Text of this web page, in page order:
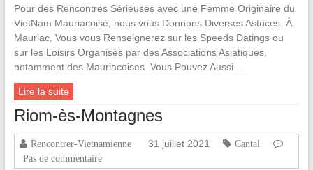
Pour des Rencontres Sérieuses avec une Femme Originaire du
VietNam Mauriacoise, nous vous Donnons Diverses Astuces. À
Mauriac, Vous vous Renseignerez sur les Speeds Datings ou
sur les Loisirs Organisés par des Associations Asiatiques,
notamment des Mauriacoises. Vous Pouvez Aussi…
Lire la suite
Riom-ès-Montagnes
Rencontrer-Vietnamienne 31 juillet 2021
Cantal
Pas de commentaire